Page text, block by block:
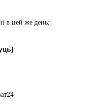
в цей же день;
)